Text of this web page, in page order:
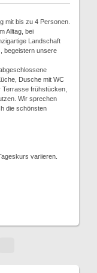
mit bis zu 4 Personen.
Alltag, bei
Landschaft
begeistern unsere
Dusche mit WC
Terrasse frühstücken,
Wir sprechen
die schönsten
variieren.